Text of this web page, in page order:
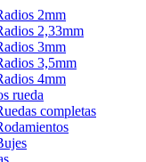
2mm
2,33mm
3mm
3,5mm
4mm
rueda
completas